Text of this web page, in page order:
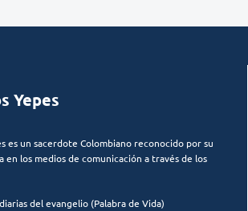
Yepes
es un sacerdote Colombiano reconocido por su
en los medios de comunicación a través de los
del evangelio (Palabra de Vida)